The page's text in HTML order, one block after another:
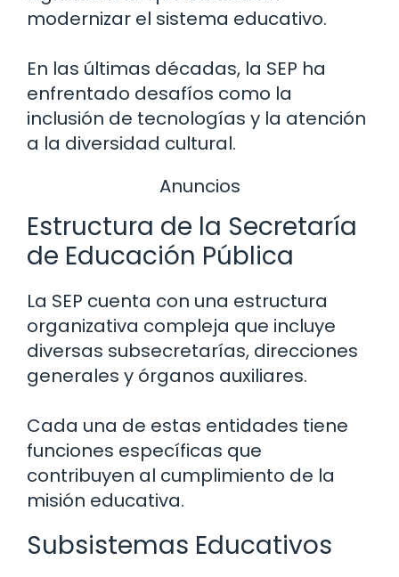
modernizar el sistema educativo.
En las últimas décadas, la SEP ha
enfrentado desafíos como la
inclusión de tecnologías y la atención
a la diversidad cultural.
Anuncios
Estructura de la Secretaría
de Educación Pública
La SEP cuenta con una estructura
organizativa compleja que incluye
diversas subsecretarías, direcciones
generales y órganos auxiliares.
Cada una de estas entidades tiene
funciones específicas que
contribuyen al cumplimiento de la
misión educativa.
Subsistemas Educativos